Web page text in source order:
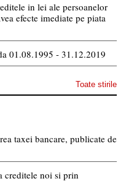
in lei ale persoanelor
efecte imediate pe piata
01.08.1995 - 31.12.2019
Toate stirile
taxei bancare, publicate de
creditele noi si prin